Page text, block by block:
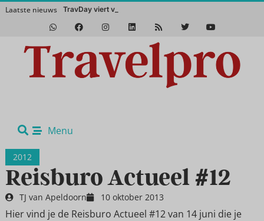
Laatste nieuws TravDay viert vijfjarig
Menu
2012
Reisburo Actueel #12
TJ van Apeldoorn 10 oktober 2013
Hier vind je de Reisburo Actueel #12 van 14 juni die je